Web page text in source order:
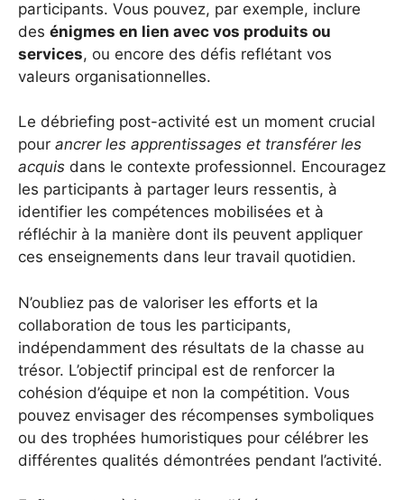
participants. Vous pouvez, par exemple, inclure
des énigmes en lien avec vos produits ou
services, ou encore des défis reflétant vos
valeurs organisationnelles.
Le débriefing post-activité est un moment crucial
pour ancrer les apprentissages et transférer les
acquis dans le contexte professionnel. Encouragez
les participants à partager leurs ressentis, à
identifier les compétences mobilisées et à
réfléchir à la manière dont ils peuvent appliquer
ces enseignements dans leur travail quotidien.
N’oubliez pas de valoriser les efforts et la
collaboration de tous les participants,
indépendamment des résultats de la chasse au
trésor. L’objectif principal est de renforcer la
cohésion d’équipe et non la compétition. Vous
pouvez envisager des récompenses symboliques
ou des trophées humoristiques pour célébrer les
différentes qualités démontrées pendant l’activité.